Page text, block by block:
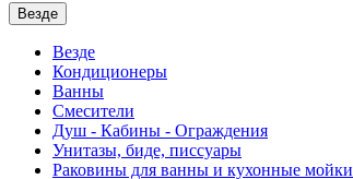
Везде
Везде
Кондиционеры
Ванны
Смесители
Душ - Кабины - Ограждения
Унитазы, биде, писсуары
Раковины для ванны и кухонные мойки